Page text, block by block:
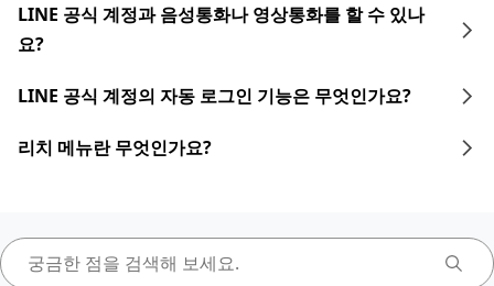
LINE 공식 계정과 음성통화나 영상통화를 할 수 있나
요?
LINE 공식 계정의 자동 로그인 기능은 무엇인가요?
리치 메뉴란 무엇인가요?